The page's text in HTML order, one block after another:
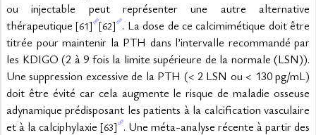
ou injectable peut représenter une autre alternative
thérapeutique [61] [62] . La dose de ce calcimimétique doit être
titrée pour maintenir la PTH dans l’intervalle recommandé par
les KDIGO (2 à 9 fois la limite supérieure de la normale (LSN)).
Une suppression excessive de la PTH (< 2 LSN ou < 130 pg/mL)
doit être évité car cela augmente le risque de maladie osseuse
adynamique prédisposant les patients à la calcification vasculaire
et à la calciphylaxie [63] . Une méta-analyse récente à partir des